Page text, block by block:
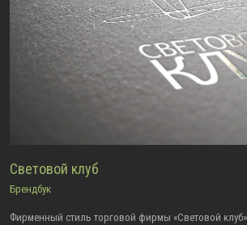
Световой клуб
Брендбук
Фирменный стиль торговой фирмы «Световой